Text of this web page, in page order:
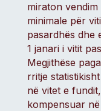
miraton
minimale për
pasardhës dhe
1 janari i vitit
Megjithëse
rritje
në vitet e
kompensuar